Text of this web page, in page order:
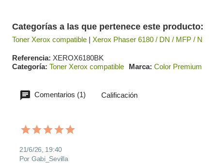
Categorías a las que pertenece este producto:
Toner Xerox compatible | Xerox Phaser 6180 / DN / MFP / N
Referencia XEROX6180BK
Categoría Toner Xerox compatible Marca Color Premium
Comentarios (1) Calificación
21/6/26, 19:40
Por Gabi_Sevilla